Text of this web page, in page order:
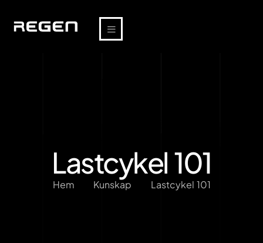
Lastcykel 101
Hem Kunskap Lastcykel 101